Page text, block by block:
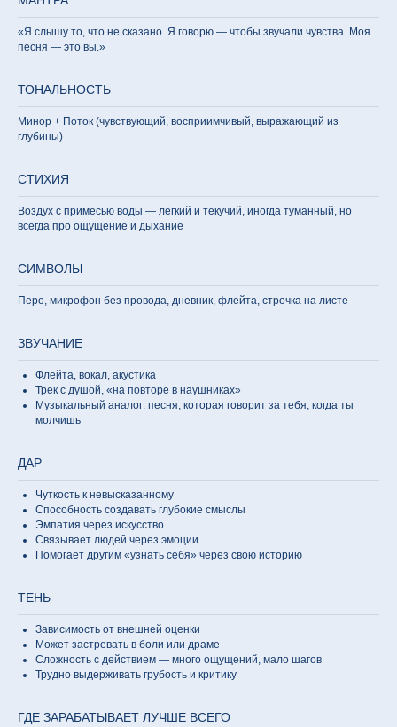
«Я слышу то, что не сказано. Я говорю — чтобы звучали чувства. Моя
песня — это вы.»
ТОНАЛЬНОСТЬ
Минор + Поток (чувствующий, восприимчивый, выражающий из
глубины)
СТИХИЯ
Воздух с примесью воды — лёгкий и текучий, иногда туманный, но
всегда про ощущение и дыхание
СИМВОЛЫ
Перо, микрофон без провода, дневник, флейта, строчка на листе
ЗВУЧАНИЕ
Флейта, вокал, акустика
Трек с душой, «на повторе в наушниках»
Музыкальный аналог: песня, которая говорит за тебя, когда ты
молчишь
ДАР
Чуткость к невысказанному
Способность создавать глубокие смыслы
Эмпатия через искусство
Связывает людей через эмоции
Помогает другим «узнать себя» через свою историю
ТЕНЬ
Зависимость от внешней оценки
Может застревать в боли или драме
Сложность с действием — много ощущений, мало шагов
Трудно выдерживать грубость и критику
ГДЕ ЗАРАБАТЫВАЕТ ЛУЧШЕ ВСЕГО